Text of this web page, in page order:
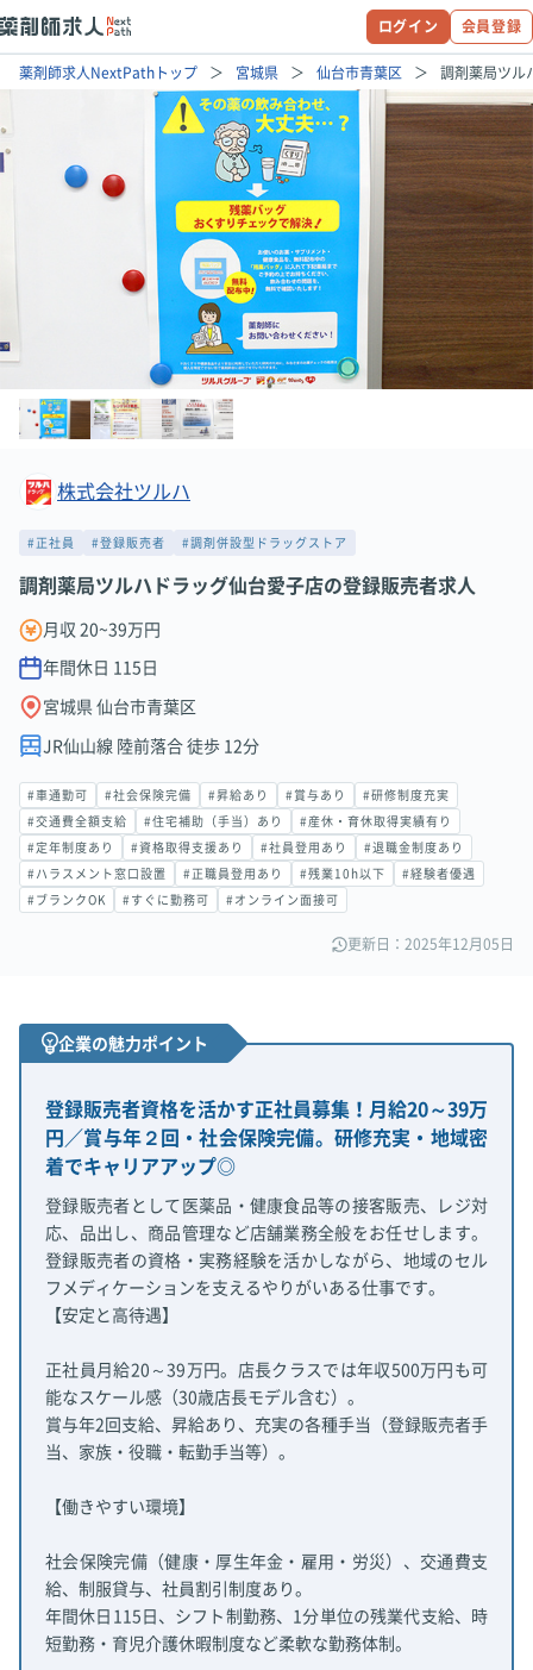
ログイン 会員登録
薬剤師求人NextPathトップ 宮城県 仙台市青葉区 調剤薬局ツル
株式会社ツルハ
#正社員 #登録販売者 #調剤併設型ドラッグストア
調剤薬局ツルハドラッグ仙台愛子店の登録販売者求人
月収 20~39万円
年間休日 115 日
宮城県 仙台市青葉区
JR仙山線 陸前落合 徒歩 12分
#車通勤可 #社会保険完備 #昇給あり #賞与あり #研修制度充実
#交通費全額支給 #住宅補助（手当）あり #産休・育休取得実績有り
#定年制度あり #資格取得支援あり #社員登用あり #退職金制度あり
#ハラスメント窓口設置 #正職員登用あり #残業10h以下 #経験者優遇
#ブランクOK #すぐに勤務可 #オンライン面接可
更新日：2025年12月05日
企業の魅力ポイント
登録販売者資格を活かす正社員募集！月給20～39万
円／賞与年２回・社会保険完備。研修充実・地域密
着でキャリアアップ◎
登録販売者として医薬品・健康食品等の接客販売、レジ対
応、品出し、商品管理など店舗業務全般をお任せします。
登録販売者の資格・実務経験を活かしながら、地域のセル
フメディケーションを支えるやりがいある仕事です。
【安定と高待遇】
正社員月給20～39万円。店長クラスでは年収500万円も可
能なスケール感（30歳店長モデル含む）。
賞与年2回支給、昇給あり、充実の各種手当（登録販売者手
当、家族・役職・転勤手当等）。
【働きやすい環境】
社会保険完備（健康・厚生年金・雇用・労災）、交通費支
給、制服貸与、社員割引制度あり。
年間休日115日、シフト制勤務、1分単位の残業代支給、時
短勤務・育児介護休暇制度など柔軟な勤務体制。